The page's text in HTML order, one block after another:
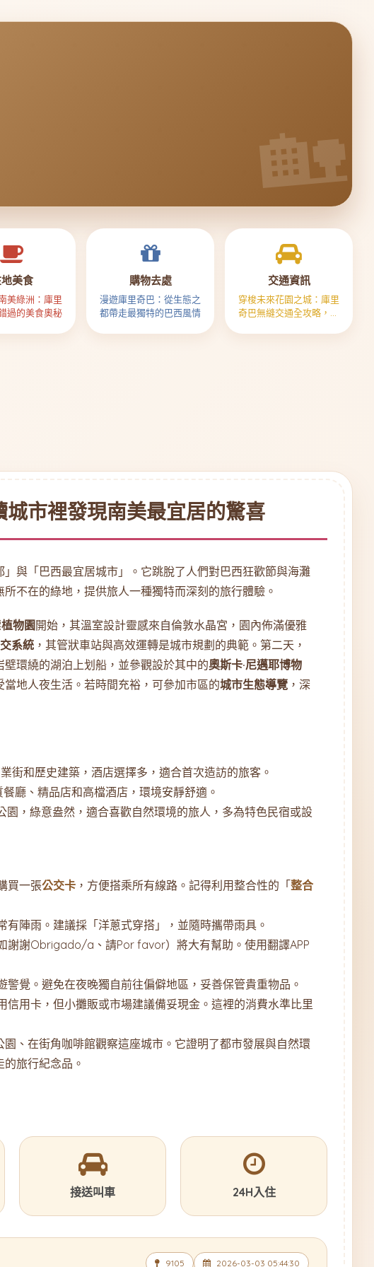
美食
美綠洲：庫里
過的美食奧秘
購物去處
漫遊庫里奇巴：從生態之
都帶走最獨特的巴西風情
交通資訊
穿梭未來花園之城：庫里
奇巴無縫交通全攻略，從
市裡發現南美最宜居的驚喜
與「巴西最宜居城市」。它跳脫了人們對巴西狂歡節與海灘
不在的綠地，提供旅人一種獨特而深刻的旅行體驗。
植物園 開始，其溫室設計靈感來自倫敦水晶宮，園內佈滿優雅
系統 ，其管狀車站與高效運轉是城市規劃的典範。第二天，
環繞的湖泊上划船，並參觀設於其中的奧斯卡·尼邁耶博物
當地人夜生活。若時間充裕，可參加市區的城市生態導覽 ，深
街和歷史建築，酒店選擇多，適合首次造訪的旅客。
廳、精品店和高檔酒店，環境安靜舒適。
園，綠意盎然，適合喜歡自然環境的旅人，多為特色民宿或設
買一張公交卡 ，方便搭乘所有線路。記得利用整合性的「 整合
陣雨。建議採「洋蔥式穿搭」，並隨時攜帶雨具。
謝謝Obrigado/a、請Por favor）將大有幫助。使用翻譯APP
覺。避免在夜晚獨自前往偏僻地區，妥善保管貴重物品。
用卡，但小攤販或市場建議備妥現金。這裡的消費水準比里
、在街角咖啡館觀察這座城市。它證明了都市發展與自然環
旅行紀念品。
接送叫車 24H入住
9105 2026-03-03 05:44:30